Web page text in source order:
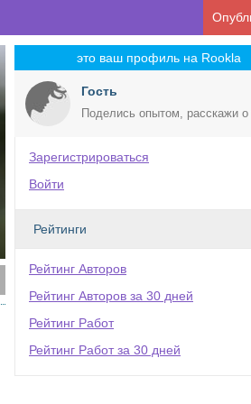
это ваш профиль на Rookla
Гость
Поделись опытом, расскажи о
Зарегистрироваться
Войти
Рейтинги
Рейтинг Авторов
Рейтинг Авторов за 30 дней
Рейтинг Работ
Рейтинг Работ за 30 дней